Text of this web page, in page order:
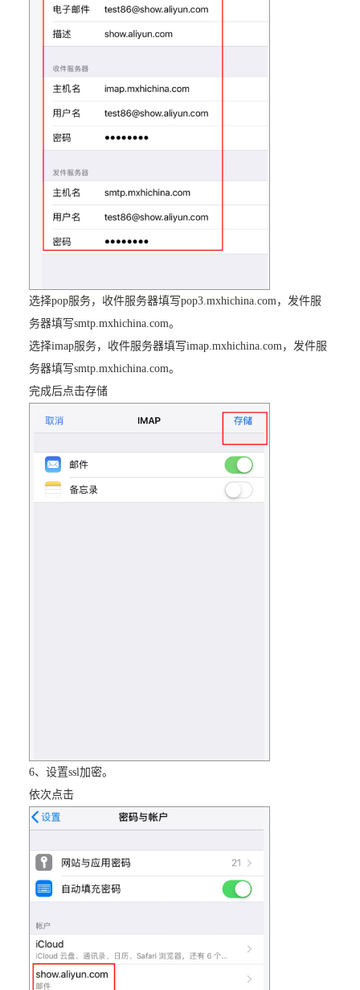
选择pop服务，收件服务器填写pop3.mxhichina.com，发件服
务器填写smtp.mxhichina.com。
选择imap服务，收件服务器填写imap.mxhichina.com，发件服
务器填写smtp.mxhichina.com。
完成后点击存储
6、设置ssl加密。
依次点击